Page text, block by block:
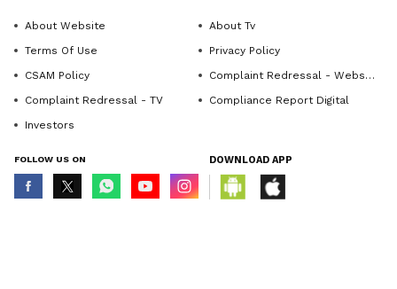
About Website
About Tv
Terms Of Use
Privacy Policy
CSAM Policy
Complaint Redressal - Website
Complaint Redressal - TV
Compliance Report Digital
Investors
FOLLOW US ON DOWNLOAD APP